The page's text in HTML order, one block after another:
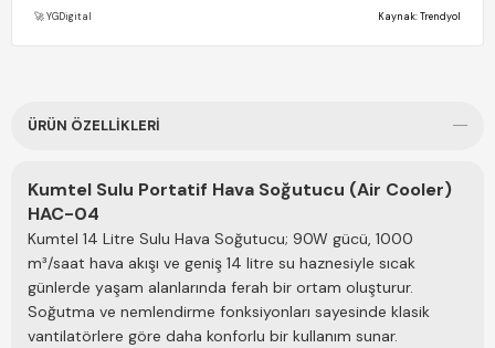
soğutmuyor ama tabiki karşısına oturunca rahatlatıyor Herkesin
ek aşabilirsiniz suyunu da bi kaç gün değiştirmeyince pis koku
kısımda akvaryum su pompası gibi bir pompa var onu çıkarıp su
devir yapan kısım, buzlar üst kısma konuluyor )
🚀 YGDigital Kaynak: Trendyol
ÜRÜN ÖZELLIKLERI
Kumtel Sulu Portatif Hava Soğutucu (Air Cooler)
HAC-04
Kumtel 14 Litre Sulu Hava Soğutucu; 90W gücü, 1000
m³/saat hava akışı ve geniş 14 litre su haznesiyle sıcak
günlerde yaşam alanlarında ferah bir ortam oluşturur.
Soğutma ve nemlendirme fonksiyonları sayesinde klasik
vantilatörlere göre daha konforlu bir kullanım sunar.